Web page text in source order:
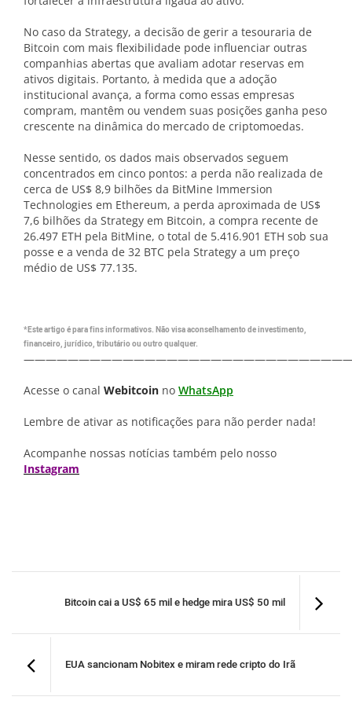
No caso da Strategy, a decisão de gerir a tesouraria de
Bitcoin com mais flexibilidade pode influenciar outras
companhias abertas que avaliam adotar reservas em
ativos digitais. Portanto, à medida que a adoção
institucional avança, a forma como essas empresas
compram, mantêm ou vendem suas posições ganha peso
crescente na dinâmica do mercado de criptomoedas.
Nesse sentido, os dados mais observados seguem
concentrados em cinco pontos: a perda não realizada de
cerca de US$ 8,9 bilhões da BitMine Immersion
Technologies em Ethereum, a perda aproximada de US$
7,6 bilhões da Strategy em Bitcoin, a compra recente de
26.497 ETH pela BitMine, o total de 5.416.901 ETH sob sua
posse e a venda de 32 BTC pela Strategy a um preço
médio de US$ 77.135.
*Este artigo é para fins informativos. Não visa aconselhamento de investimento,
financeiro, jurídico, tributário ou outro qualquer.
Acesse o canal Webitcoin no WhatsApp
Lembre de ativar as notificações para não perder nada!
Acompanhe nossas notícias também pelo nosso
Instagram
Bitcoin cai a US$ 65 mil e hedge mira US$ 50 mil
EUA sancionam Nobitex e miram rede cripto do Irã